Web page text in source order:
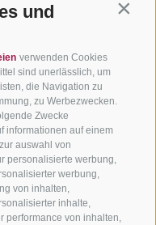
und
verwenden Cookies
sind unerlässlich, um
die Navigation zu
zu Werbezwecken.
Zwecke
informationen auf einem
auswahl von
personalisierte werbung,
werbung,
von inhalten,
inhalte,
performance von inhalten,